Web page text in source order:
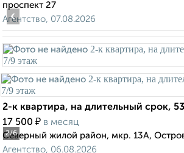
проспект 27
Агентство, 07.08.2026
2/6
‹
2-к квартира, на длительный срок,
17 500 ₽ в месяц
Северный жилой район, мкр. 13А,
Агентство, 06.08.2026